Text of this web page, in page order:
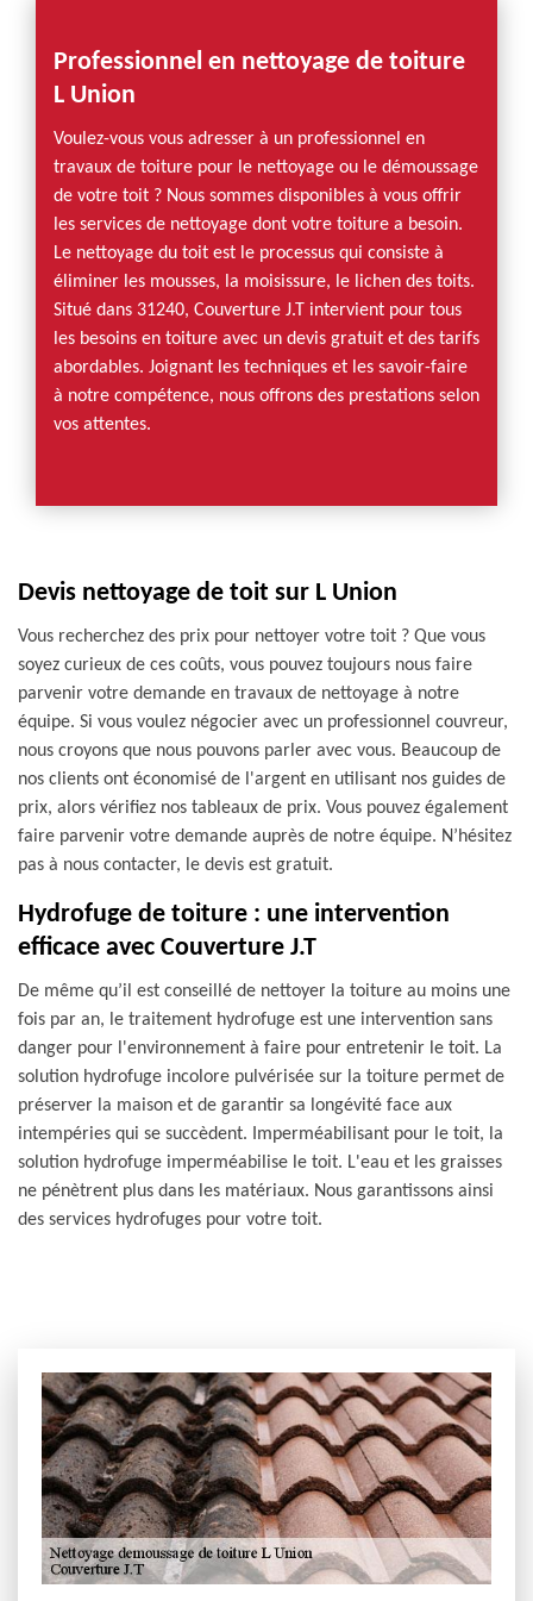
Professionnel en nettoyage de toiture
L Union
Voulez-vous vous adresser à un professionnel en
travaux de toiture pour le nettoyage ou le démoussage
de votre toit ? Nous sommes disponibles à vous offrir
les services de nettoyage dont votre toiture a besoin.
Le nettoyage du toit est le processus qui consiste à
éliminer les mousses, la moisissure, le lichen des toits.
Situé dans 31240, Couverture J.T intervient pour tous
les besoins en toiture avec un devis gratuit et des tarifs
abordables. Joignant les techniques et les savoir-faire
à notre compétence, nous offrons des prestations selon
vos attentes.
Devis nettoyage de toit sur L Union
Vous recherchez des prix pour nettoyer votre toit ? Que vous
soyez curieux de ces coûts, vous pouvez toujours nous faire
parvenir votre demande en travaux de nettoyage à notre
équipe. Si vous voulez négocier avec un professionnel couvreur,
nous croyons que nous pouvons parler avec vous. Beaucoup de
nos clients ont économisé de l'argent en utilisant nos guides de
prix, alors vérifiez nos tableaux de prix. Vous pouvez également
faire parvenir votre demande auprès de notre équipe. N’hésitez
pas à nous contacter, le devis est gratuit.
Hydrofuge de toiture : une intervention
efficace avec Couverture J.T
De même qu’il est conseillé de nettoyer la toiture au moins une
fois par an, le traitement hydrofuge est une intervention sans
danger pour l'environnement à faire pour entretenir le toit. La
solution hydrofuge incolore pulvérisée sur la toiture permet de
préserver la maison et de garantir sa longévité face aux
intempéries qui se succèdent. Imperméabilisant pour le toit, la
solution hydrofuge imperméabilise le toit. L'eau et les graisses
ne pénètrent plus dans les matériaux. Nous garantissons ainsi
des services hydrofuges pour votre toit.